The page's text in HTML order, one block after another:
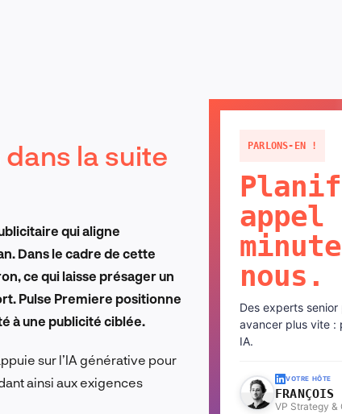
FR
la suite
qui aligne
Dans le cadre de cette
ce qui laisse présager un
Pulse Premiere positionne
à une publicité ciblée.
sur l’IA générative pour
ainsi aux exigences
PARLONS-EN !
appel
nous.
Des experts
avancer plus vite :
IA.
VOTRE HÔTE
FRANÇOIS
VP Strategy &